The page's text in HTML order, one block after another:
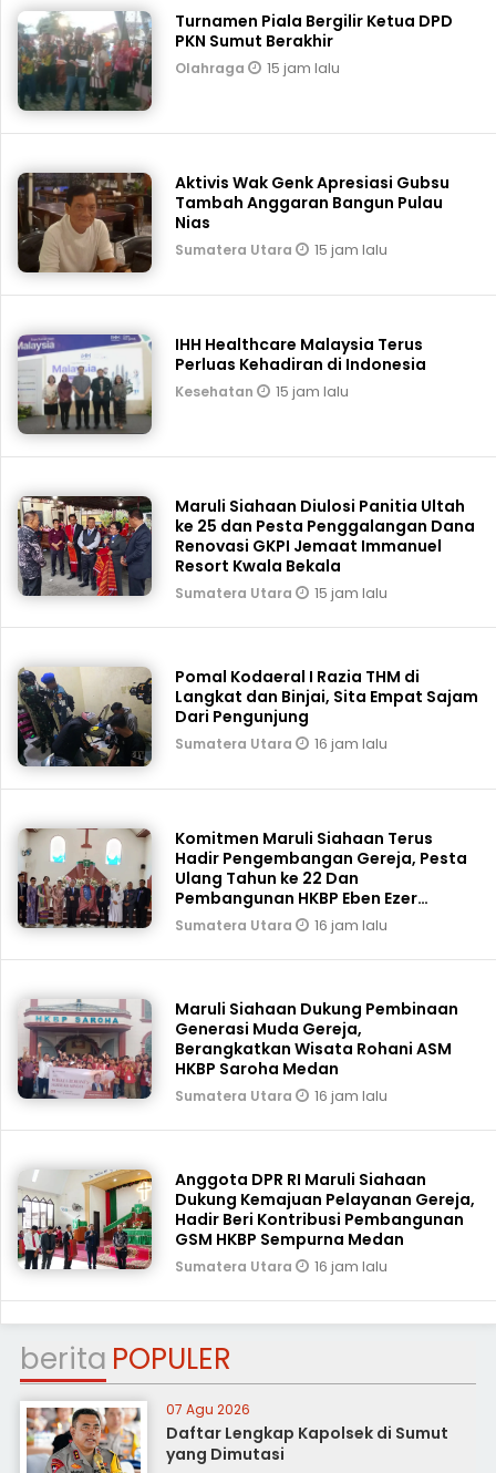
Turnamen Piala Bergilir Ketua DPD
PKN Sumut Berakhir
Olahraga 15 jam lalu
Aktivis Wak Genk Apresiasi Gubsu
Tambah Anggaran Bangun Pulau
Nias
Sumatera Utara 15 jam lalu
IHH Healthcare Malaysia Terus
Perluas Kehadiran di Indonesia
Kesehatan 15 jam lalu
Maruli Siahaan Diulosi Panitia Ultah
ke 25 dan Pesta Penggalangan Dana
Renovasi GKPI Jemaat Immanuel
Resort Kwala Bekala
Sumatera Utara 15 jam lalu
Pomal Kodaeral I Razia THM di
Langkat dan Binjai, Sita Empat Sajam
Dari Pengunjung
Sumatera Utara 16 jam lalu
Komitmen Maruli Siahaan Terus
Hadir Pengembangan Gereja, Pesta
Ulang Tahun ke 22 Dan
Pembangunan HKBP Eben Ezer
Martoba Beri Bantuan
Sumatera Utara 16 jam lalu
Maruli Siahaan Dukung Pembinaan
Generasi Muda Gereja,
Berangkatkan Wisata Rohani ASM
HKBP Saroha Medan
Sumatera Utara 16 jam lalu
Anggota DPR RI Maruli Siahaan
Dukung Kemajuan Pelayanan Gereja,
Hadir Beri Kontribusi Pembangunan
GSM HKBP Sempurna Medan
Sumatera Utara 16 jam lalu
berita POPULER
07 Agu 2026
Daftar Lengkap Kapolsek di Sumut
yang Dimutasi